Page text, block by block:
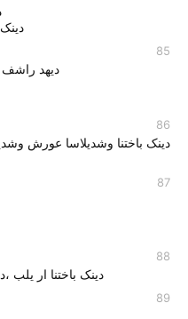
دیهد
دینک باختنا وشديلاسا عورش
دینک باختنا ار